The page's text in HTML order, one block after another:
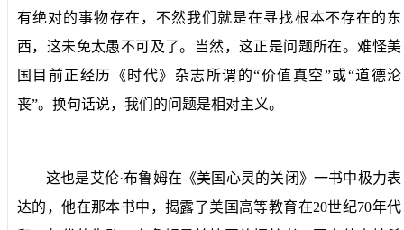
有绝对的事物存在，不然我们就是在寻找根本不存在的东
西，这未免太愚不可及了。当然，这正是问题所在。难怪美
国目前正经历《时代》杂志所谓的“价值真空”或“道德沦
丧”。换句话说，我们的问题是相对主义。
这也是艾伦·布鲁姆在《美国心灵的关闭》一书中极力表
达的，他在那本书中，揭露了美国高等教育在20世纪70年代